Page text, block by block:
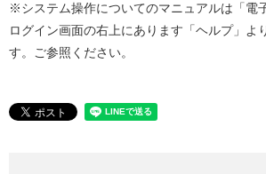
※システム操作についてのマニュアルは「電
ログイン画面の右上にあります「ヘルプ」よ
す。ご参照ください。